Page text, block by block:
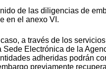
de las diligencias de
en el anexo VI.
a través de los
Sede Electrónica de la
adheridas podrán
previamente